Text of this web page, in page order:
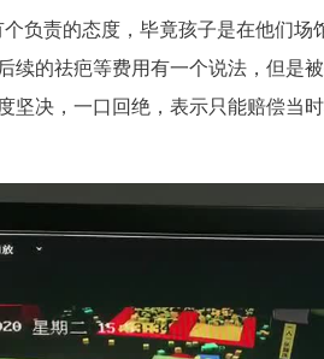
责的态度，毕竟孩子是在他们场
续的祛疤等费用有一个说法，但是
坚决，一口回绝，表示只能赔偿当